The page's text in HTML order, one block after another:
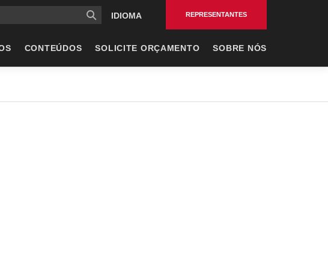
IDIOMA REPRESENTANTES
CONTEÚDOS SOLICITE ORÇAMENTO SOBRE NÓS